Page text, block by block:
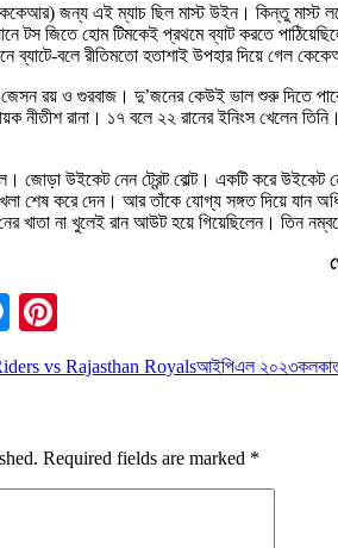
জন্য এই ম্যাচ ছিল মাস্ট উইন। কিন্তু মাস্ট
টস জিতে হোম টিমকেই প্রথমে ব্যাট করতে
ব্যাটে-বলে রীতিমতো হতাশাই উপহার দিয়ে গেল
রয় ও গুরবাজ। দু’জনের কেউই ভাল শুরু দিতে
নীতীশ রানা। ১৭ বলে ২২ রানের ইনিংস
জোড়া উইকেট নেন ট্রেন্ট বোল্ট। একটি করে
শেষ করে দেন। আর তাঁকে যোগ্য সঙ্গত দিয়ে যান
খাতা না খুলেই রান আউট হয়ে গিয়েছিলেন। তিন
Messenger
vs Rajasthan Royalsআইপিএল ২০২৩
Required fields are marked *